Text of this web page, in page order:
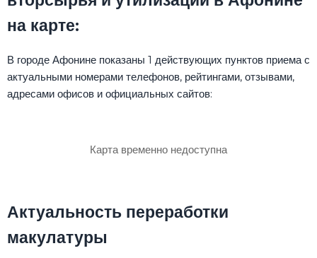
на карте:
В городе Афонине показаны 1 действующих пунктов приема с
актуальными номерами телефонов, рейтингами, отзывами,
адресами офисов и официальных сайтов:
Карта временно недоступна
Актуальность переработки
макулатуры